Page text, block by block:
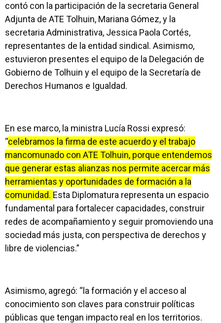
contó con la participación de la secretaria General
Adjunta de ATE Tolhuin, Mariana Gómez, y la
secretaria Administrativa, Jessica Paola Cortés,
representantes de la entidad sindical. Asimismo,
estuvieron presentes el equipo de la Delegación de
Gobierno de Tolhuin y el equipo de la Secretaría de
Derechos Humanos e Igualdad.
En ese marco, la ministra Lucía Rossi expresó:
“celebramos la firma de este acuerdo y el trabajo
mancomunado con ATE Tolhuin, porque entendemos
que generar estas alianzas nos permite acercar más
herramientas y oportunidades de formación a la
comunidad. Esta Diplomatura representa un espacio
fundamental para fortalecer capacidades, construir
redes de acompañamiento y seguir promoviendo una
sociedad más justa, con perspectiva de derechos y
libre de violencias.”
Asimismo, agregó: “la formación y el acceso al
conocimiento son claves para construir políticas
públicas que tengan impacto real en los territorios.